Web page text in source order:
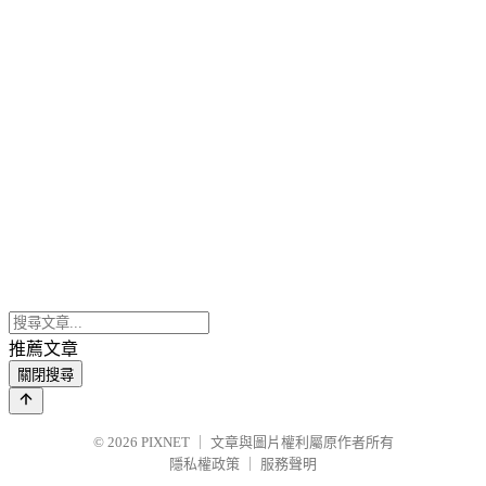
推薦文章
關閉搜尋
© 2026 PIXNET
文章與圖片權利屬原作者所有
隱私權政策
服務聲明